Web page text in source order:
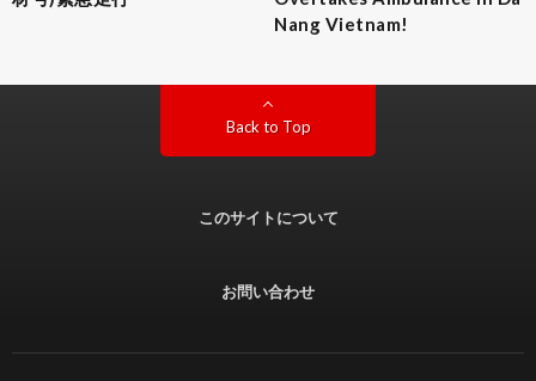
Nang Vietnam!
Back to Top
このサイトについて
お問い合わせ